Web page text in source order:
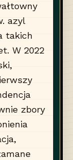
azyl
takich
W 2022
zbory